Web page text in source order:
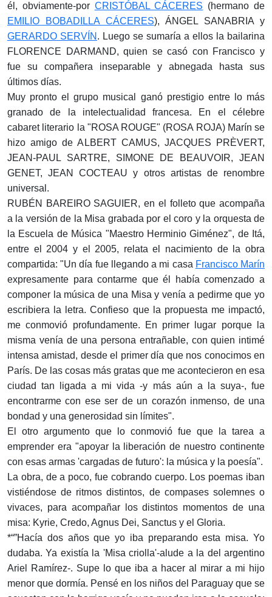
él, obviamente-por CRISTÓBAL CÁCERES (hermano de
EMILIO BOBADILLA CÁCERES), ÁNGEL SANABRIA y
GERARDO SERVÍN . Luego se sumaría a ellos la bailarina
FLORENCE DARMAND, quien se casó con Francisco y
fue su compañera inseparable y abnegada hasta sus
últimos días.
Muy pronto el grupo musical ganó prestigio entre lo más
granado de la intelectualidad francesa. En el célebre
cabaret literario la "ROSA ROUGE" (ROSA ROJA) Marín se
hizo amigo de ALBERT CAMUS, JACQUES PRÈVERT,
JEAN-PAUL SARTRE, SIMONE DE BEAUVOIR, JEAN
GENET, JEAN COCTEAU y otros artistas de renombre
universal.
RUBÉN BAREIRO SAGUIER, en el folleto que acompaña
a la versión de la Misa grabada por el coro y la orquesta de
la Escuela de Música "Maestro Herminio Giménez", de Itá,
entre el 2004 y el 2005, relata el nacimiento de la obra
compartida: "Un día fue llegando a mi casa Francisco Marín
expresamente para contarme que él había comenzado a
componer la música de una Misa y venía a pedirme que yo
escribiera la letra. Confieso que la propuesta me impactó,
me conmovió profundamente. En primer lugar porque la
misma venía de una persona entrañable, con quien intimé
intensa amistad, desde el primer día que nos conocimos en
París. De las cosas más gratas que me acontecieron en esa
ciudad tan ligada a mi vida -y más aún a la suya-, fue
encontrarme con ese ser de un corazón inmenso, de una
bondad y una generosidad sin límites".
El otro argumento que lo conmovió fue que la tarea a
emprender era "apoyar la liberación de nuestro continente
con esas armas 'cargadas de futuro': la música y la poesía".
La obra, de a poco, fue cobrando cuerpo. Los poemas iban
vistiéndose de ritmos distintos, de compases solemnes o
vivaces, para acompañar los distintos momentos de una
misa: Kyrie, Credo, Agnus Dei, Sanctus y el Gloria.
*“”Hacía dos años que yo iba preparando esta misa. Yo
dudaba. Ya existía la 'Misa criolla'-alude a la del argentino
Ariel Ramírez-. Supe lo que iba a hacer al mirar a mi hijo
menor que dormía. Pensé en los niños del Paraguay que se